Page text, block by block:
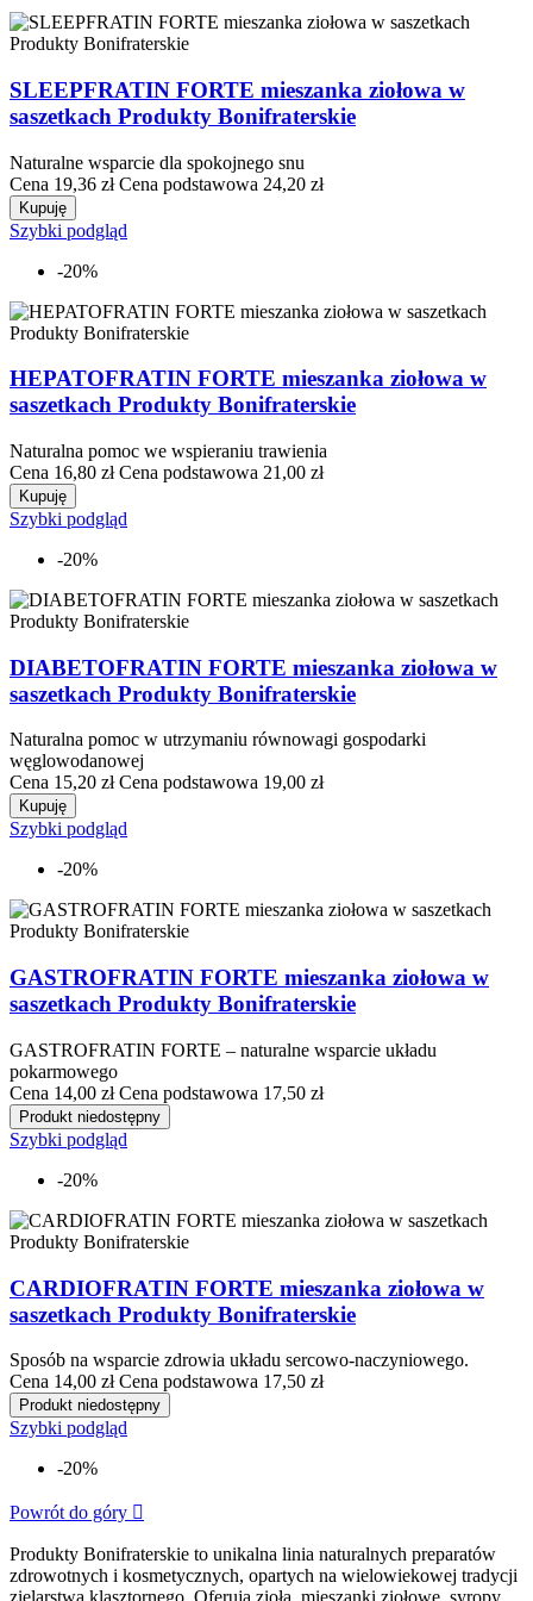
SLEEPFRATIN FORTE mieszanka ziołowa w
saszetkach Produkty Bonifraterskie
Naturalne wsparcie dla spokojnego snu
Cena 19,36 zł Cena podstawowa 24,20 zł
Kupuję
Szybki podgląd
-20%
HEPATOFRATIN FORTE mieszanka ziołowa w
saszetkach Produkty Bonifraterskie
Naturalna pomoc we wspieraniu trawienia
Cena 16,80 zł Cena podstawowa 21,00 zł
Kupuję
Szybki podgląd
-20%
DIABETOFRATIN FORTE mieszanka ziołowa w
saszetkach Produkty Bonifraterskie
Naturalna pomoc w utrzymaniu równowagi gospodarki
węglowodanowej
Cena 15,20 zł Cena podstawowa 19,00 zł
Kupuję
Szybki podgląd
-20%
GASTROFRATIN FORTE mieszanka ziołowa w
saszetkach Produkty Bonifraterskie
GASTROFRATIN FORTE – naturalne wsparcie układu
pokarmowego
Cena 14,00 zł Cena podstawowa 17,50 zł
Produkt niedostępny
Szybki podgląd
-20%
CARDIOFRATIN FORTE mieszanka ziołowa w
saszetkach Produkty Bonifraterskie
Sposób na wsparcie zdrowia układu sercowo-naczyniowego.
Cena 14,00 zł Cena podstawowa 17,50 zł
Produkt niedostępny
Szybki podgląd
-20%
Powrót do góry 
Produkty Bonifraterskie to unikalna linia naturalnych preparatów
zdrowotnych i kosmetycznych, opartych na wielowiekowej tradycji